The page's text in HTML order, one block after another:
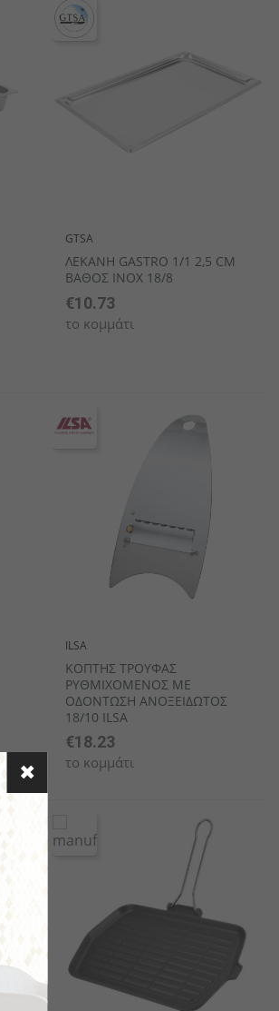
Ξύλινα Είδη Σερβιρίσματος/ Παρουσίασης
GTSA
ΛΕΚΑΝΗ GASTRO 1/1 2,5 CM
ΒΑΘΟΣ INOX 18/8
€10.73
το κομμάτι
ILSA
ΚΟΠΤΗΣ ΤΡΟΥΦΑΣ
ΡΥΘΜΙΧΟΜΕΝΟΣ ΜΕ
ΟΔΟΝΤΩΣΗ ΑΝΟΞΕΙΔΩΤΟΣ
18/10 ILSA
€18.23
το κομμάτι